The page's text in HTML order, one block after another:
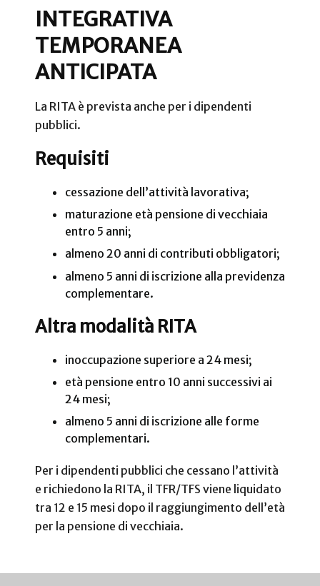
INTEGRATIVA
TEMPORANEA
ANTICIPATA
La RITA è prevista anche per i dipendenti
pubblici.
Requisiti
cessazione dell’attività lavorativa;
maturazione età pensione di vecchiaia
entro 5 anni;
almeno 20 anni di contributi obbligatori;
almeno 5 anni di iscrizione alla previdenza
complementare.
Altra modalità RITA
inoccupazione superiore a 24 mesi;
età pensione entro 10 anni successivi ai
24 mesi;
almeno 5 anni di iscrizione alle forme
complementari.
Per i dipendenti pubblici che cessano l’attività
e richiedono la RITA, il TFR/TFS viene liquidato
tra 12 e 15 mesi dopo il raggiungimento dell’età
per la pensione di vecchiaia.